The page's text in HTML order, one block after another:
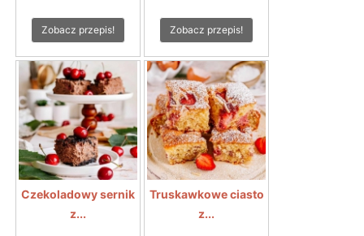
Zobacz przepis! Zobacz przepis!
Czekoladowy sernik
z...
Truskawkowe ciasto
z...